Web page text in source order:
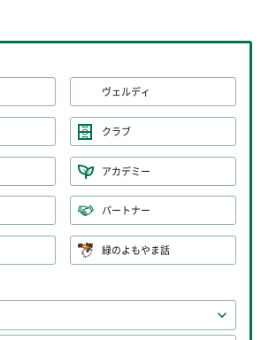
ヴェルディ
クラブ
アカデミー
パートナー
緑のよもやま話